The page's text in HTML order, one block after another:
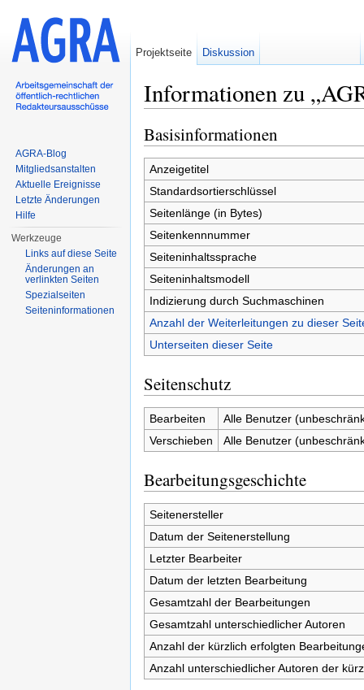
Informationen zu
Basisinformationen
Anzeigetitel
Standardsortierschlüssel
Seitenlänge (in Bytes)
Seitenkennnummer
Seiteninhaltssprache
Seiteninhaltsmodell
Indizierung durch Suchmaschinen
Anzahl der Weiterleitungen zu dieser
Unterseiten dieser Seite
Seitenschutz
Bearbeiten
Alle Benutzer
Verschieben
Alle Benutzer
Bearbeitungsgeschichte
Seitenersteller
Datum der Seitenerstellung
Letzter Bearbeiter
Datum der letzten Bearbeitung
Gesamtzahl der Bearbeitungen
Gesamtzahl unterschiedlicher Autoren
Anzahl der kürzlich erfolgten
Anzahl unterschiedlicher Autoren der
Projektseite Diskussion
AGRA-Blog
Mitgliedsanstalten
Aktuelle Ereignisse
Letzte Änderungen
Hilfe
Werkzeuge
Links auf diese Seite
Änderungen an
verlinkten Seiten
Spezialseiten
Seiten­informationen